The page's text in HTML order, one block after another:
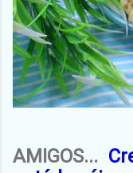
AMIGOS...